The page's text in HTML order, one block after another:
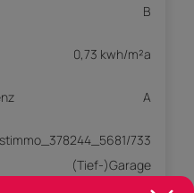
B
0,73 kwh/m²a
A
733
(Tief-)Garage